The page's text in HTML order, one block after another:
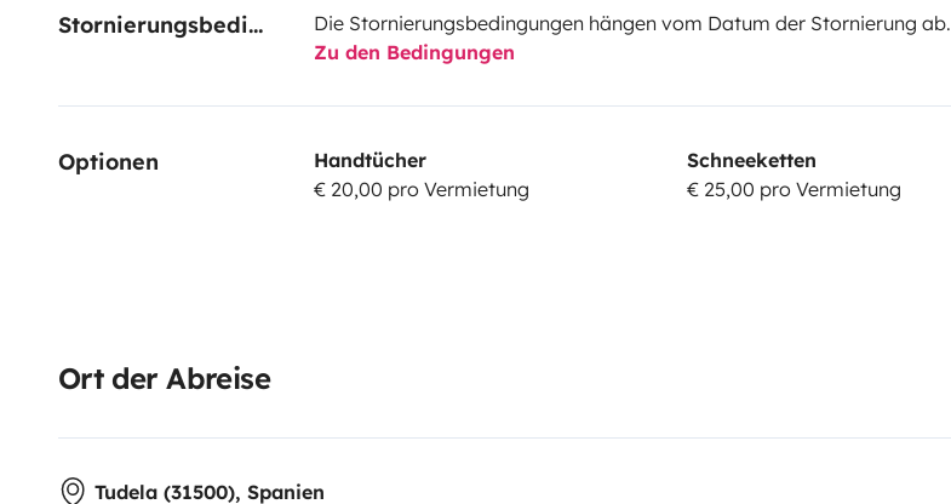
Stornierungsbedingungen
Die Stornierungsbedingungen hängen vom Datum der Stornierung ab.
Zu den Bedingungen
Optionen
Handtücher
€ 20,00 pro Vermietung
Schneeketten
€ 25,00 pro Vermietung
Ort der Abreise
Tudela (31500), Spanien